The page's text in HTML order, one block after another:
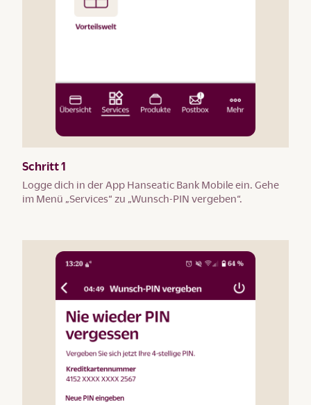
Schritt 1
Logge dich in der App Hanseatic Bank Mobile ein. Gehe
im Menü „Services“ zu „Wunsch-PIN vergeben“.